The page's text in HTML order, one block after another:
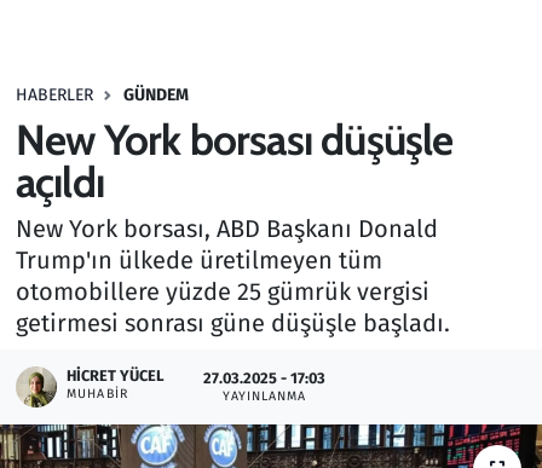
HABERLER GÜNDEM
New York borsası düşüşle
açıldı
New York borsası, ABD Başkanı Donald
Trump'ın ülkede üretilmeyen tüm
otomobillere yüzde 25 gümrük vergisi
getirmesi sonrası güne düşüşle başladı.
HICRET YÜCEL
MUHABIR
27.03.2025 - 17:03
YAYINLANMA
Haber
Kültür Sanat
Kurumsal Haberler
Lezzet Durağı